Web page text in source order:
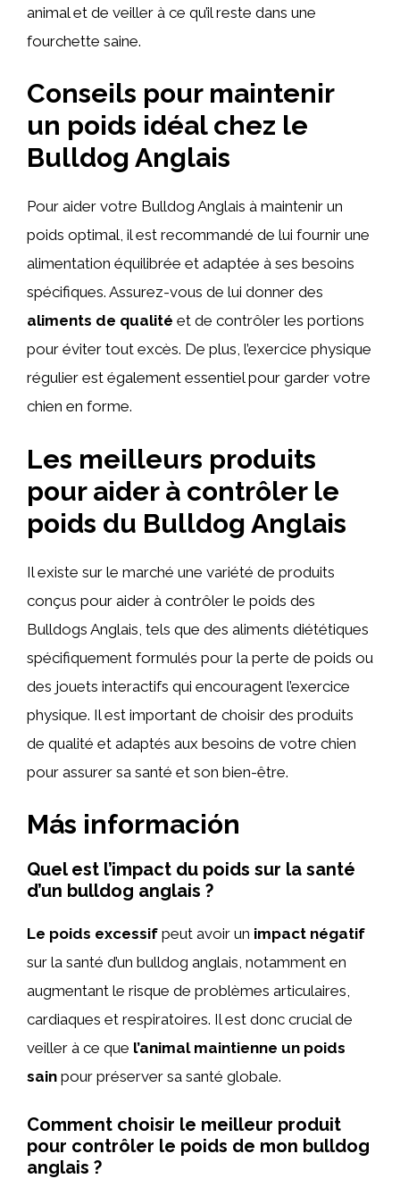
animal et de veiller à ce qu’il reste dans une
fourchette saine.
Conseils pour maintenir
un poids idéal chez le
Bulldog Anglais
Pour aider votre Bulldog Anglais à maintenir un
poids optimal, il est recommandé de lui fournir une
alimentation équilibrée et adaptée à ses besoins
spécifiques. Assurez-vous de lui donner des
aliments de qualité et de contrôler les portions
pour éviter tout excès. De plus, l’exercice physique
régulier est également essentiel pour garder votre
chien en forme.
Les meilleurs produits
pour aider à contrôler le
poids du Bulldog Anglais
Il existe sur le marché une variété de produits
conçus pour aider à contrôler le poids des
Bulldogs Anglais, tels que des aliments diététiques
spécifiquement formulés pour la perte de poids ou
des jouets interactifs qui encouragent l’exercice
physique. Il est important de choisir des produits
de qualité et adaptés aux besoins de votre chien
pour assurer sa santé et son bien-être.
Más información
Quel est l’impact du poids sur la santé
d’un bulldog anglais ?
Le poids excessif peut avoir un impact négatif
sur la santé d’un bulldog anglais, notamment en
augmentant le risque de problèmes articulaires,
cardiaques et respiratoires. Il est donc crucial de
veiller à ce que l’animal maintienne un poids
sain pour préserver sa santé globale.
Comment choisir le meilleur produit
pour contrôler le poids de mon bulldog
anglais ?